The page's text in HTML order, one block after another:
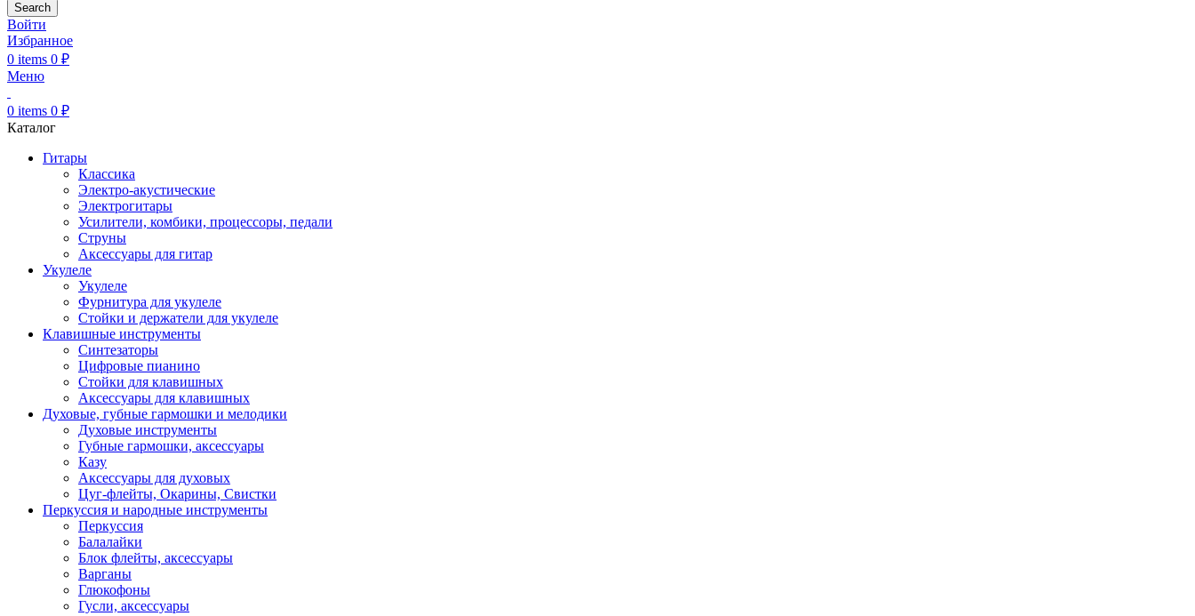
Search
Войти
Избранное
0 items 0 ₽
Меню
0 items 0 ₽
Каталог
Гитары
Классика
Электро-акустические
Электрогитары
Усилители, комбики, процессоры, педали
Струны
Аксессуары для гитар
Укулеле
Укулеле
Фурнитура для укулеле
Стойки и держатели для укулеле
Клавишные инструменты
Синтезаторы
Цифровые пианино
Стойки для клавишных
Аксессуары для клавишных
Духовые, губные гармошки и мелодики
Духовые инструменты
Губные гармошки, аксессуары
Казу
Аксессуары для духовых
Цуг-флейты, Окарины, Свистки
Перкуссия и народные инструменты
Перкуссия
Балалайки
Блок флейты, аксессуары
Варганы
Глюкофоны
Гусли, аксессуары